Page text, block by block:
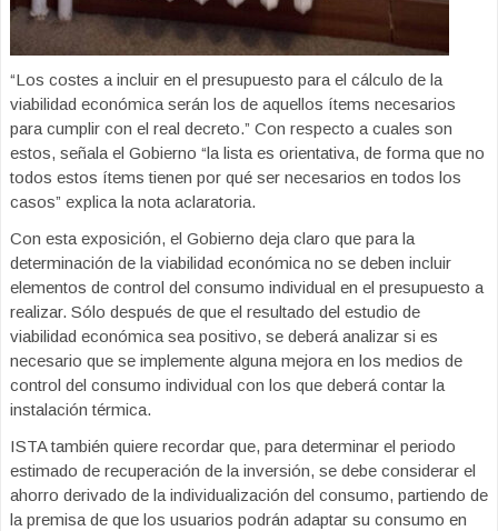
“Los costes a incluir en el presupuesto para el cálculo de la
viabilidad económica serán los de aquellos ítems necesarios
para cumplir con el real decreto.” Con respecto a cuales son
estos, señala el Gobierno “la lista es orientativa, de forma que no
todos estos ítems tienen por qué ser necesarios en todos los
casos” explica la nota aclaratoria.
Con esta exposición, el Gobierno deja claro que para la
determinación de la viabilidad económica no se deben incluir
elementos de control del consumo individual en el presupuesto a
realizar. Sólo después de que el resultado del estudio de
viabilidad económica sea positivo, se deberá analizar si es
necesario que se implemente alguna mejora en los medios de
control del consumo individual con los que deberá contar la
instalación térmica.
ISTA también quiere recordar que, para determinar el periodo
estimado de recuperación de la inversión, se debe considerar el
ahorro derivado de la individualización del consumo, partiendo de
la premisa de que los usuarios podrán adaptar su consumo en